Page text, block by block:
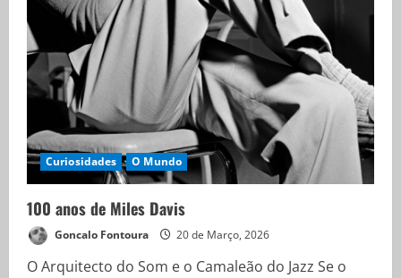
Curiosidades O Mundo
100 anos de Miles Davis
Goncalo Fontoura 20 de Março, 2026
O Arquitecto do Som e o Camaleão do Jazz Se o